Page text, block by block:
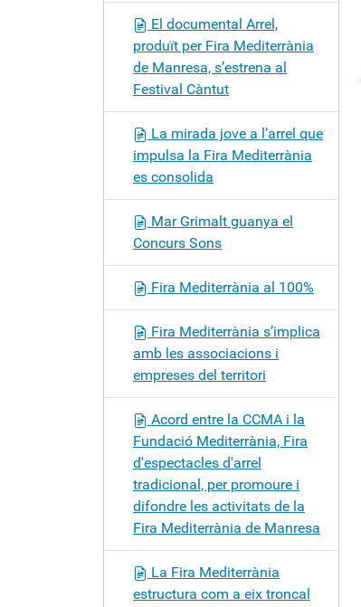
El documental Arrel,
produït per Fira Mediterrània
de Manresa, s’estrena al
Festival Càntut
La mirada jove a l’arrel que
impulsa la Fira Mediterrània
es consolida
Mar Grimalt guanya el
Concurs Sons
Fira Mediterrània al 100%
Fira Mediterrània s’implica
amb les associacions i
empreses del territori
Acord entre la CCMA i la
Fundació Mediterrània, Fira
d'espectacles d'arrel
tradicional, per promoure i
difondre les activitats de la
Fira Mediterrània de Manresa
La Fira Mediterrània
estructura com a eix troncal